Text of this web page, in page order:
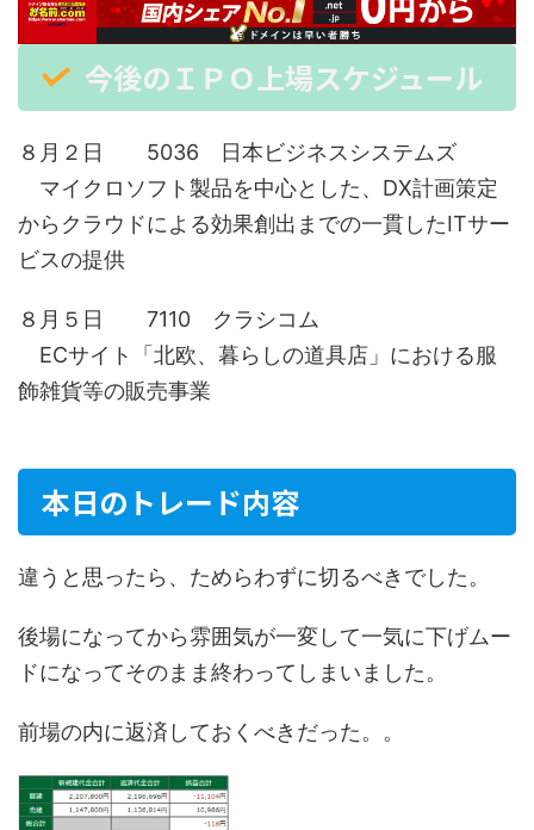
今後のＩＰＯ上場スケジュール
８月２日 5036 日本ビジネスシステムズ
マイクロソフト製品を中心とした、DX計画策定
からクラウドによる効果創出までの一貫したITサー
ビスの提供
８月５日 7110 クラシコム
ECサイト「北欧、暮らしの道具店」における服
飾雑貨等の販売事業
本日のトレード内容
違うと思ったら、ためらわずに切るべきでした。
後場になってから雰囲気が一変して一気に下げムー
ドになってそのまま終わってしまいました。
前場の内に返済しておくべきだった。。